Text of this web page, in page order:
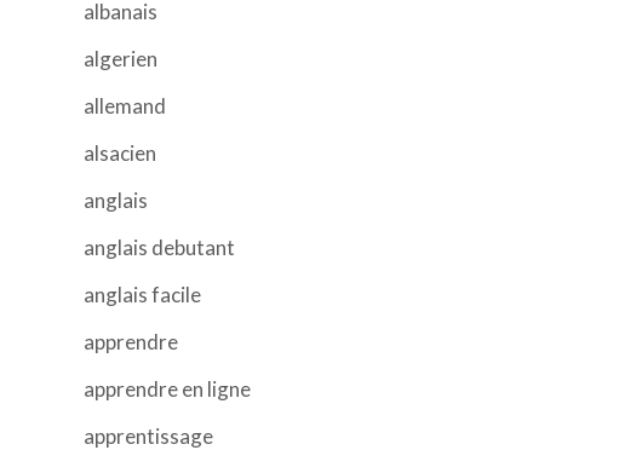
albanais
algerien
allemand
alsacien
anglais
anglais debutant
anglais facile
apprendre
apprendre en ligne
apprentissage